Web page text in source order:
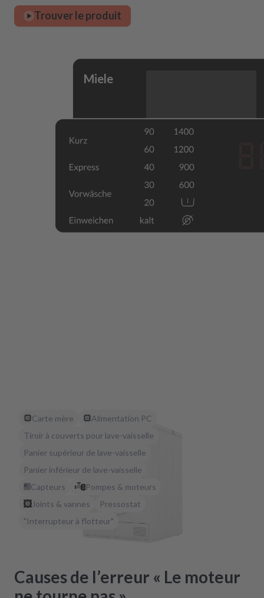
Trouver le produit
Miele
Carte mère
Alimentation PC
Tiroir à couverts pour lave-vaisselle
Panier supérieur de lave-vaisselle
Panier inférieur de lave-vaisselle
Capteurs
Pompes & moteurs
Joints & vannes
Pressostat
"Interrupteur à flotteur"
Causes de l’erreur « Le moteur